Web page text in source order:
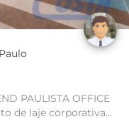
- São Paulo
de laje corporativa